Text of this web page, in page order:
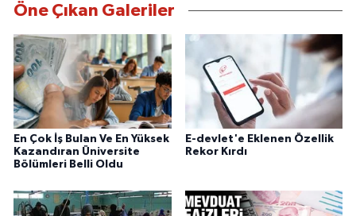
Öne Çıkan Galeriler
En Çok İş Bulan Ve En Yüksek
Kazandıran Üniversite
Bölümleri Belli Oldu
E-devlet'e Eklenen Özellik
Rekor Kırdı